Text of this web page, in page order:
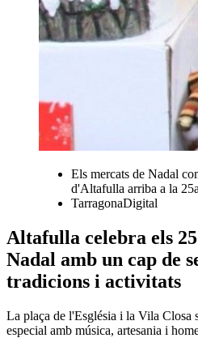
Els mercats de Nadal
d'Altafulla arriba a la
TarragonaDigital
Altafulla celebra els
Nadal amb un cap de
tradicions i activitats
La plaça de l'Església i la Vila Closa
especial amb música, artesania i